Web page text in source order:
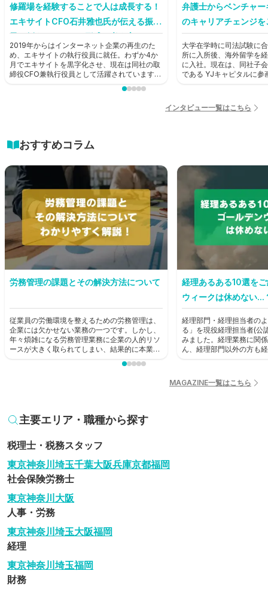
修羅場を経験することで人は成長する！
エキサイトCFO石井雅也氏が伝える振り
子に例えたキャリア形成の考え方とは？
【前編】
2019年からはインターネット企業の再生のた
め、エキサイトの執行役員に就任。わずか4か
月でエキサイトを黒字化させ、現在は同社の取
締役CFO兼執行役員として活躍されています。
弁護士からベンチャ
のキャリアチェンジを
大学在学時に司法試験に
所に入所後、海外留学を
に入社。現在は、同社子
である YJキャピタルに参
インタビュー一覧はこちら
おすすめコラム
労務管理の課題とその解決方法について
従業員の労働環境を整えるための労務管理は、
企業には欠かせない業務の一つです。しかし、
年々煩雑になる労務管理業務に企業の人的リソ
ースが大きく取られてしまい、結果的に本業に
本記事では労務管理における課題を見直し、解
経理あるある10選を
ウィークは休めない...
経理部門・経理担当者の
る」を現役経理担当者(公
みました。経理業務に関
ん、経理部門以外の方も
MAGAZINE一覧はこちら
主要エリア・職種から探す
税理士・税務スタッフ
東京神奈川 埼玉千葉大阪兵庫京都福岡
社会保険労務士
東京神奈川 大阪
人事・労務
東京神奈川 埼玉大阪福岡
経理
東京神奈川 埼玉福岡
財務